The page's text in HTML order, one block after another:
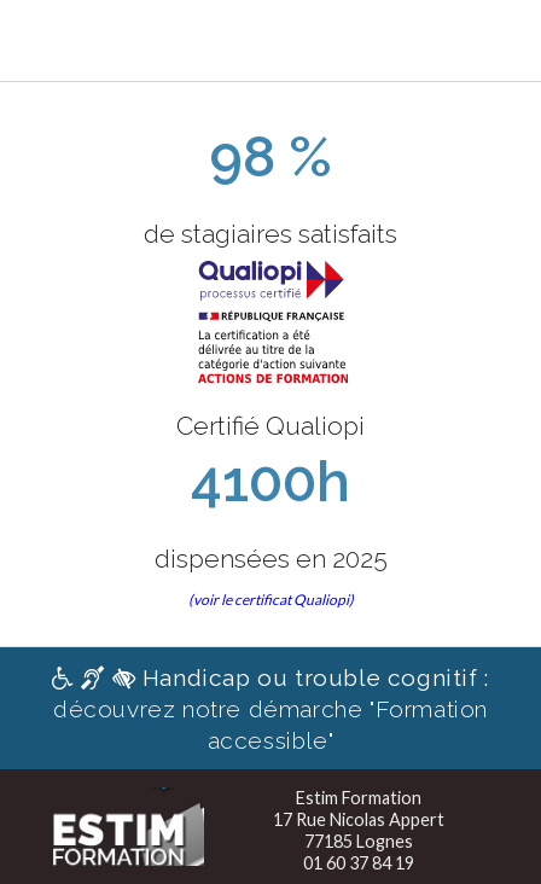
98 %
de stagiaires satisfaits
Certifié Qualiopi
4100h
dispensées en 2025
(voir le certificat Qualiopi)
Handicap ou trouble cognitif :
découvrez notre démarche "Formation
accessible"
Estim Formation
17 Rue Nicolas Appert
77185 Lognes
01 60 37 84 19